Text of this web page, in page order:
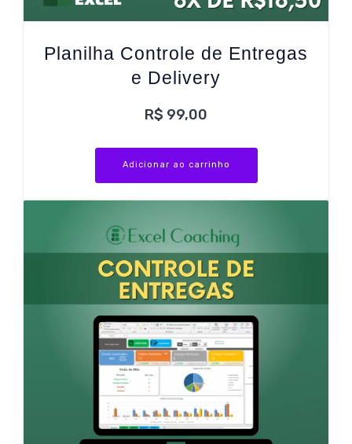
Planilha Controle de Entregas
e Delivery
R$ 99,00
Adicionar ao carrinho